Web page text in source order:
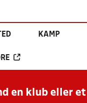
KAMP
en klub eller